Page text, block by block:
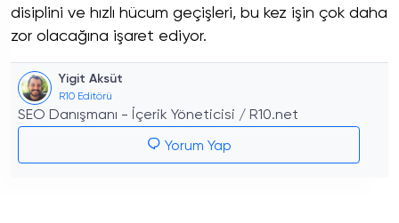
disiplini ve hızlı hücum geçişleri, bu kez işin çok daha
zor olacağına işaret ediyor.
Yigit Aksüt
R10 Editörü
SEO Danışmanı - İçerik Yöneticisi / R10.net
Yorum Yap